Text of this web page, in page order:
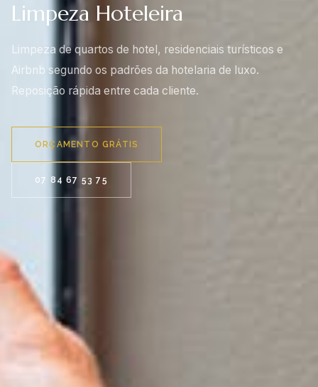
Limpeza Hoteleira
Limpeza de quartos de hotel, residenciais turísticos e
Airbnb segundo os padrões da hotelaria de luxo.
Reposição rápida entre cada cliente.
ORÇAMENTO GRÁTIS
07 84 67 53 75